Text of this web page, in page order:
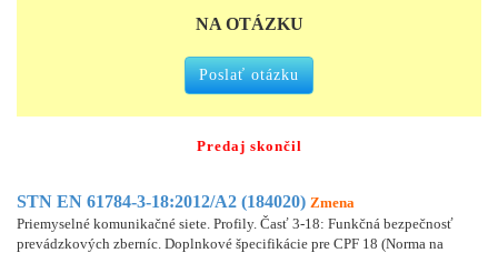
NA OTÁZKU
Poslať otázku
Predaj skončil
STN EN 61784-3-18:2012/A2 (184020) Zmena
Priemyselné komunikačné siete. Profily. Časť 3-18: Funkčná bezpečnosť
prevádzkových zberníc. Doplnkové špecifikácie pre CPF 18 (Norma na